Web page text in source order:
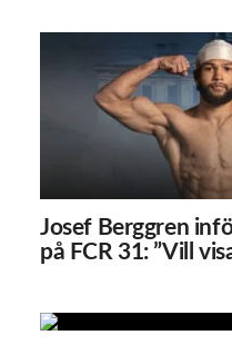
Josef Berggren
på FCR 31: ”Vill